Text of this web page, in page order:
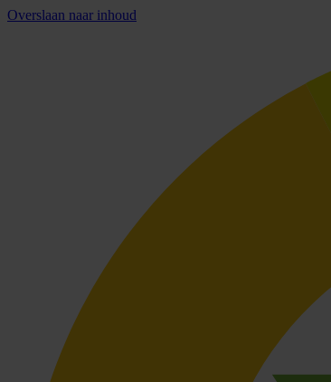
Overslaan naar inhoud